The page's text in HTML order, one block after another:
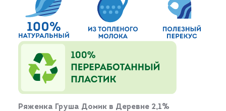
Ряженка Груша Домик в Деревне 2,1%